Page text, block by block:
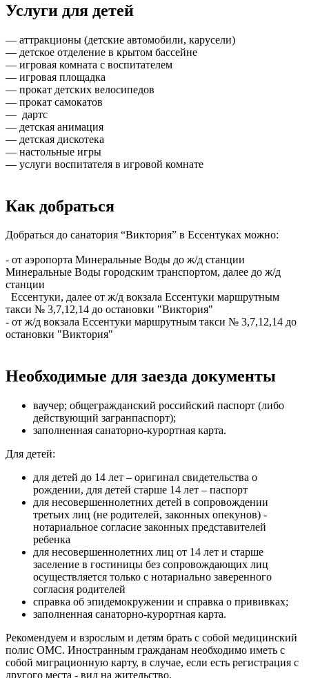
Услуги для детей
— аттракционы (детские автомобили, карусели)
— детское отделение в крытом бассейне
— игровая комната с воспитателем
— игровая площадка
— прокат детских велосипедов
— прокат самокатов
— дартс
— детская анимация
— детская дискотека
— настольные игры
— услуги воспитателя в игровой комнате
Как добраться
Добраться до санатория “Виктория” в Ессентуках можно:
- от аэропорта Минеральные Воды до ж/д станции
Минеральные Воды городским транспортом, далее до ж/д
станции
Ессентуки, далее от ж/д вокзала Ессентуки маршрутным
такси № 3,7,12,14 до остановки "Виктория"
- от ж/д вокзала Ессентуки маршрутным такси № 3,7,12,14 до
остановки "Виктория"
Необходимые для заезда документы
ваучер; общегражданский российский паспорт (либо
действующий загранпаспорт);
заполненная санаторно-курортная карта.
Для детей:
для детей до 14 лет – оригинал свидетельства о
рождении, для детей старше 14 лет – паспорт
для несовершеннолетних детей в сопровождении
третьих лиц (не родителей, законных опекунов) -
нотариальное согласие законных представителей
ребенка
для несовершеннолетних лиц от 14 лет и старше
заселение в гостиницы без сопровождающих лиц
осуществляется только с нотариально заверенного
согласия родителей
справка об эпидемокружении и справка о прививках;
заполненная санаторно-курортная карта.
Рекомендуем и взрослым и детям брать с собой медицинский
полис ОМС. Иностранным гражданам необходимо иметь с
собой миграционную карту, в случае, если есть регистрация с
другого места - вид на жительство.